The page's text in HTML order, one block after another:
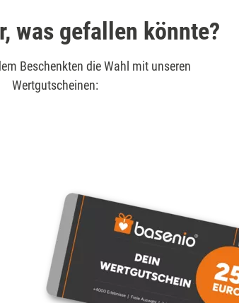
was gefallen könnte?
Beschenkten die Wahl mit unseren
Wertgutscheinen: